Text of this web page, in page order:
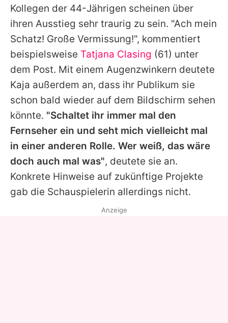
Kollegen der 44-Jährigen scheinen über
ihren Ausstieg sehr traurig zu sein. "Ach mein
Schatz! Große Vermissung!", kommentiert
beispielsweise Tatjana Clasing (61) unter
dem Post. Mit einem Augenzwinkern deutete
Kaja außerdem an, dass ihr Publikum sie
schon bald wieder auf dem Bildschirm sehen
könnte. "Schaltet ihr immer mal den
Fernseher ein und seht mich vielleicht mal
in einer anderen Rolle. Wer weiß, das wäre
doch auch mal was", deutete sie an.
Konkrete Hinweise auf zukünftige Projekte
gab die Schauspielerin allerdings nicht.
Anzeige